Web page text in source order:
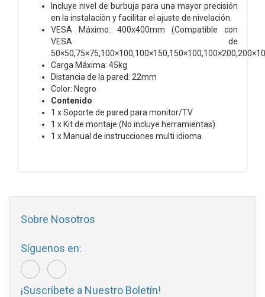
Incluye nivel de burbuja para una mayor precisión
en la instalación y facilitar el ajuste de nivelación.
VESA Máximo: 400x400mm (Compatible con
VESA de
Carga Máxima: 45kg
Distancia de la pared: 22mm
Color: Negro
Contenido
1 x Soporte de pared para monitor/TV
1 x Kit de montaje (No incluye herramientas)
1 x Manual de instrucciones multi idioma
Sobre Nosotros
Síguenos en:
¡Suscríbete a Nuestro Boletín!